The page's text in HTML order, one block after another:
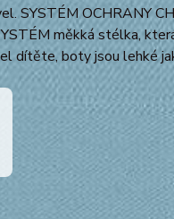
SYSTÉM OCHRANY
měkká stélka,
dítěte, boty jsou lehké